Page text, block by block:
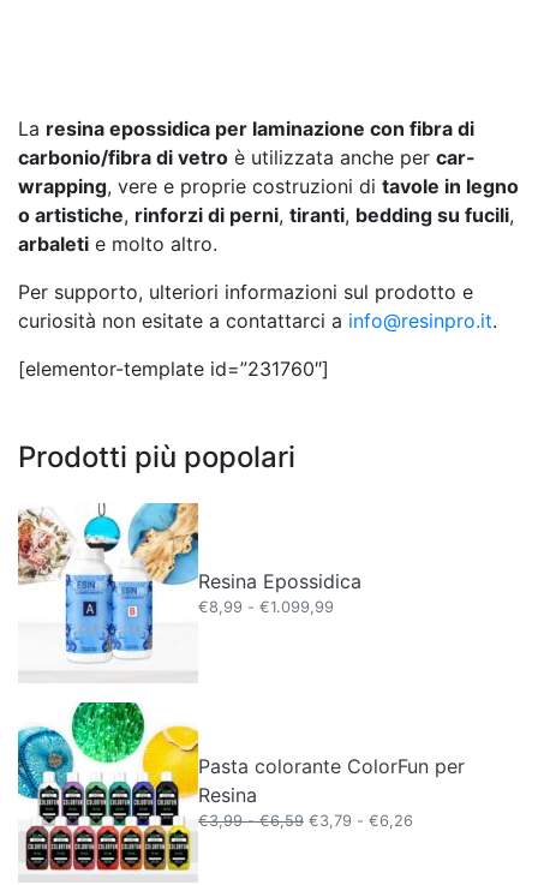
La resina epossidica per laminazione con fibra di
carbonio/fibra di vetro è utilizzata anche per car-
wrapping, vere e proprie costruzioni di tavole in legno
o artistiche, rinforzi di perni, tiranti, bedding su fucili,
arbaleti e molto altro.
Per supporto, ulteriori informazioni sul prodotto e
curiosità non esitate a contattarci a info@resinpro.it.
[elementor-template id=”231760″]
Prodotti più popolari
Resina Epossidica
€8,99 - €1.099,99
Pasta colorante ColorFun per
Resina
€3,99 - €6,59Fascia
€3,79 - €6,26